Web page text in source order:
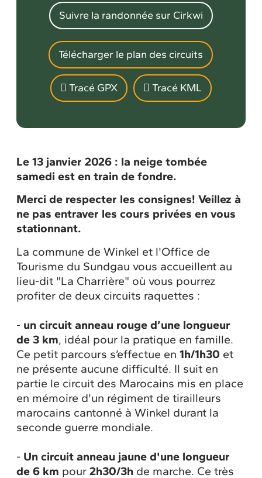
Suivre la randonnée sur Cirkwi
Télécharger le plan des circuits
Tracé GPX Tracé KML
Le 13 janvier 2026 : la neige tombée
samedi est en train de fondre.
Merci de respecter les consignes! Veillez à
ne pas entraver les cours privées en vous
stationnant.
La commune de Winkel et l'Office de
Tourisme du Sundgau vous accueillent au
lieu-dit "La Charrière" où vous pourrez
profiter de deux circuits raquettes :
- un circuit anneau rouge d’une longueur
de 3 km, idéal pour la pratique en famille.
Ce petit parcours s’effectue en1h/1h30 et
ne présente aucune difficulté. Il suit en
partie le circuit des Marocains mis en place
en mémoire d'un régiment de tirailleurs
marocains cantonné à Winkel durant la
seconde guerre mondiale.
- Un circuit anneau jaune d'une longueur
de 6 km pour2h30/3h de marche. Ce très